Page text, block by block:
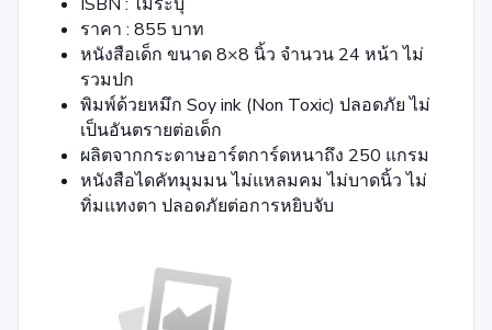
ราคา : 855 บาท
หนังสือเด็ก ขนาด 8×8 นิ้ว จำนวน 24 หน้า ไม่
รวมปก
พิมพ์ด้วยหมึก Soy ink (Non Toxic) ปลอดภัย ไม่
เป็นอันตรายต่อเด็ก
ผลิตจากกระดาษอาร์ตการ์ดหนาถึง 250 แกรม
หนังสือไดคัทมุมมน ไม่แหลมคม ไม่บาดนิ้ว ไม่
ทิ่มแทงตา ปลอดภัยต่อการหยิบจับ